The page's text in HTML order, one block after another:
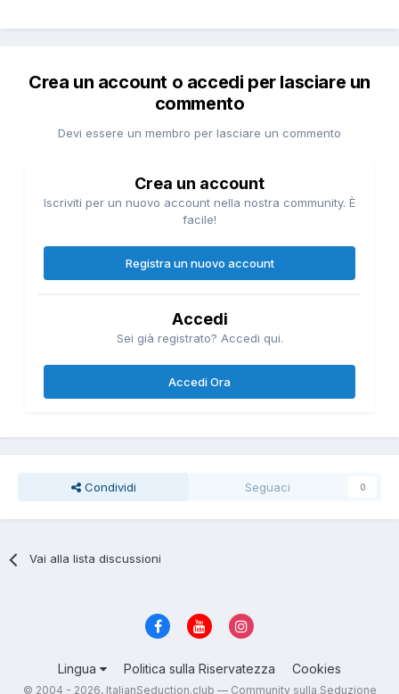
Crea un account o accedi per lasciare un
commento
Devi essere un membro per lasciare un commento
Crea un account
Iscriviti per un nuovo account nella nostra community. È
facile!
Registra un nuovo account
Accedi
Sei già registrato? Accedi qui.
Accedi Ora
Condividi Seguaci 0
Vai alla lista discussioni
Lingua Politica sulla Riservatezza Cookies
© 2004 - 2026, ItalianSeduction.club — Community sulla Seduzione